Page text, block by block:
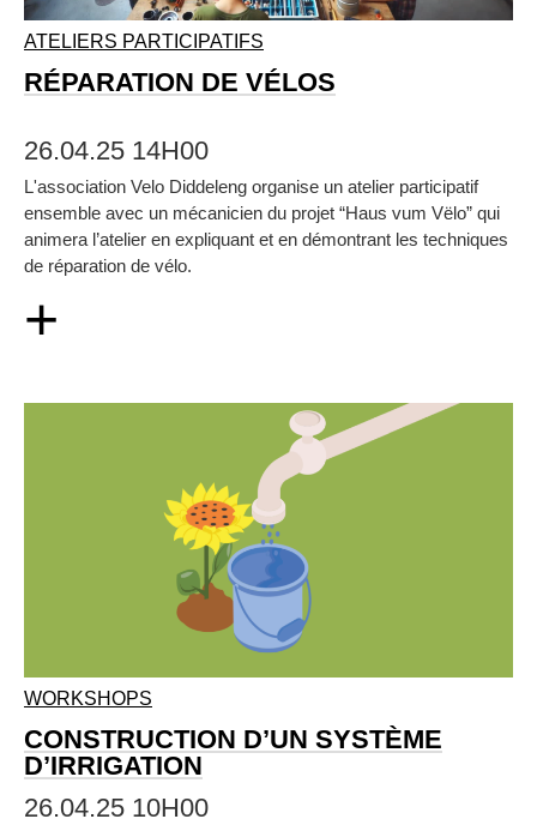
ATELIERS PARTICIPATIFS
RÉPARATION DE VÉLOS
26.04.25 14H00
L'association Velo Diddeleng organise un atelier participatif
ensemble avec un mécanicien du projet “Haus vum Vëlo” qui
animera l’atelier en expliquant et en démontrant les techniques
de réparation de vélo.
+
WORKSHOPS
CONSTRUCTION D’UN SYSTÈME
D’IRRIGATION
26.04.25 10H00